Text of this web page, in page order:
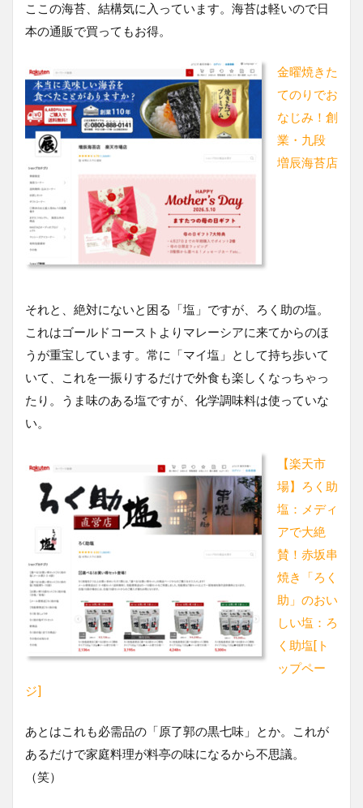
ここの海苔、結構気に入っています。海苔は軽いので日
本の通販で買ってもお得。
金曜焼きた
てのりでお
なじみ！創
業・九段
増辰海苔店
それと、絶対にないと困る「塩」ですが、ろく助の塩。
これはゴールドコーストよりマレーシアに来てからのほ
うが重宝しています。常に「マイ塩」として持ち歩いて
いて、これを一振りするだけで外食も楽しくなっちゃっ
たり。うま味のある塩ですが、化学調味料は使っていな
い。
【楽天市
場】ろく助
塩：メディ
アで大絶
賛！赤坂串
焼き「ろく
助」のおい
しい塩：ろ
く助塩[ト
ップペー
ジ]
あとはこれも必需品の「原了郭の黒七味」とか。これが
あるだけで家庭料理が料亭の味になるから不思議。
（笑）